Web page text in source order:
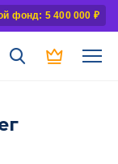
фонд: 5 400 000 ₽